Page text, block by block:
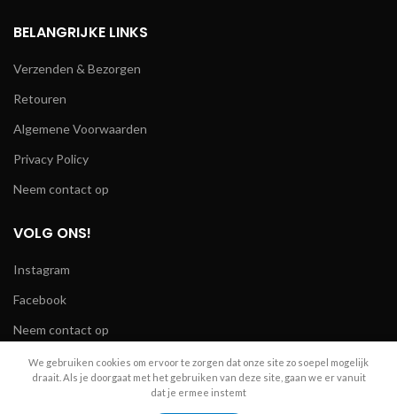
BELANGRIJKE LINKS
Verzenden & Bezorgen
Retouren
Algemene Voorwaarden
Privacy Policy
Neem contact op
VOLG ONS!
Instagram
Facebook
Neem contact op
R.A. Telecom 2024
We gebruiken cookies om ervoor te zorgen dat onze site zo soepel mogelijk
draait. Als je doorgaat met het gebruiken van deze site, gaan we er vanuit
dat je ermee instemt